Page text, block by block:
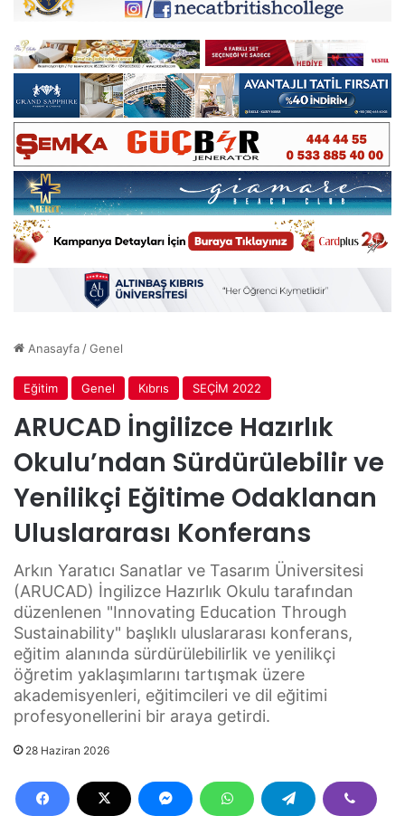
Anasayfa/Genel
Eğitim Genel Kıbrıs SEÇİM 2022
ARUCAD İngilizce Hazırlık
Okulu’ndan Sürdürülebilir ve
Yenilikçi Eğitime Odaklanan
Uluslararası Konferans
Arkın Yaratıcı Sanatlar ve Tasarım Üniversitesi
(ARUCAD) İngilizce Hazırlık Okulu tarafından
düzenlenen "Innovating Education Through
Sustainability" başlıklı uluslararası konferans,
eğitim alanında sürdürülebilirlik ve yenilikçi
öğretim yaklaşımlarını tartışmak üzere
akademisyenleri, eğitimcileri ve dil eğitimi
profesyonellerini bir araya getirdi.
28 Haziran 2026